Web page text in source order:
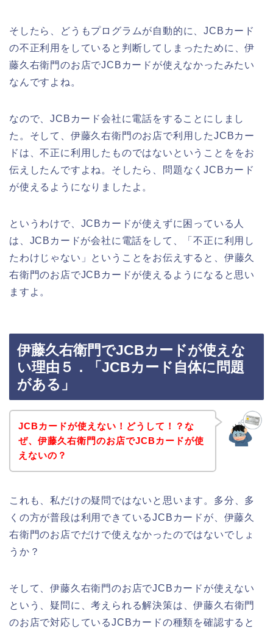
そしたら、どうもプログラムが自動的に、JCBカード
の不正利用をしていると判断してしまったために、伊
藤久右衛門のお店でJCBカードが使えなかったみたい
なんですよね。
なので、JCBカード会社に電話をすることにしまし
た。そして、伊藤久右衛門のお店で利用したJCBカー
ドは、不正に利用したものではないということををお
伝えしたんですよね。そしたら、問題なくJCBカード
が使えるようになりましたよ。
というわけで、JCBカードが使えずに困っている人
は、JCBカードが会社に電話をして、「不正に利用し
たわけじゃない」ということをお伝えすると、伊藤久
右衛門のお店でJCBカードが使えるようになると思い
ますよ。
伊藤久右衛門でJCBカードが使えな
い理由５．「JCBカード自体に問題
がある」
JCBカードが使えない！どうして！？な
ぜ、伊藤久右衛門のお店でJCBカードが使
えないの？
これも、私だけの疑問ではないと思います。多分、多
くの方が普段は利用できているJCBカードが、伊藤久
右衛門のお店でだけで使えなかったのではないでしょ
うか？
そして、伊藤久右衛門のお店でJCBカードが使えない
という、疑問に、考えられる解決策は、伊藤久右衛門
のお店で対応しているJCBカードの種類を確認すると